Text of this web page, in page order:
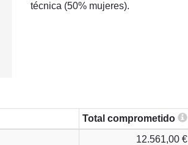
técnica (50% mujeres).
Total comprometido
12.561,00 €